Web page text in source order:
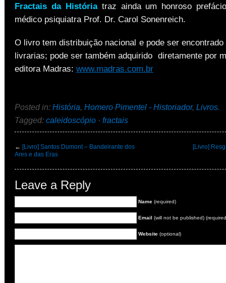
Fractais da Históriatraz ainda um honroso
médico psiquiatra Prof. Dr. Carol Sonenreich.
O livro tem distribuição nacional e pode ser
livrarias; pode ser também adquirido diretamente por
editora Madras: www.madras.com.br
Posted in: História, Homero Pimentel - Historiador, Livros.
Tagged: caleidoscópio · fractais
← [Livro] Santos Dumont – Bandeirante dos
Ares e das Eras
[Livro]
Leave a Reply
Name (required)
Email (will not be published)
Website (optional)